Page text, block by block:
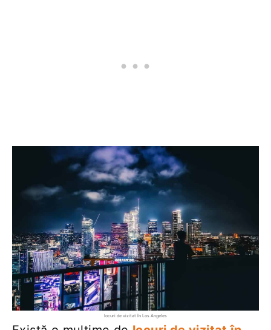
locuri de vizitat în Los Angeles